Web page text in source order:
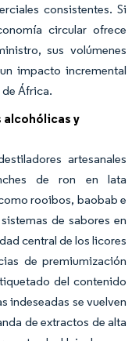
consistentes. Si
circular ofrece
sus volúmenes
impacto incremental
África.
alcohólicas y
artesanales
de ron en lata
rooibos, baobab e
de sabores en
central de los licores
de premiumización
del contenido
indeseadas se vuelven
de extractos de alta